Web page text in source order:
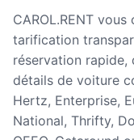
CAROL.RENT
tarification
réservation
détails de voiture
Hertz, Enterprise,
National, Thrifty,